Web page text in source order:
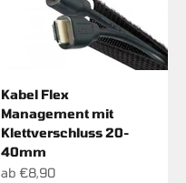
Kabel Flex
Management mit
Klettverschluss 20-
40mm
Angebot
ab €8,90